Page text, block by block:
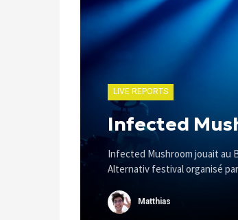
LIVE REPORTS
Infected
Infected Mushroom jouait au
Alternativ festival organisé
Matthias